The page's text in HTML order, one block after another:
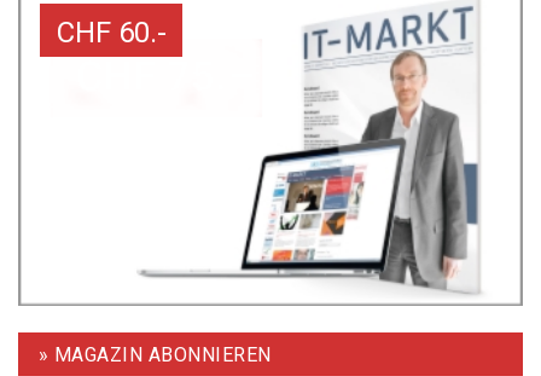
CHF 60.-
» MAGAZIN ABONNIEREN